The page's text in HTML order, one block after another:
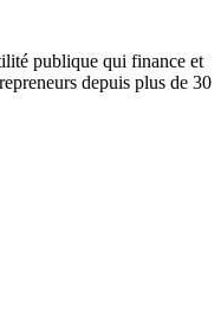
publique qui finance et
depuis plus de 30